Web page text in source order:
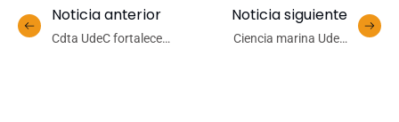
Noticia anterior
Cdta UdeC fortalece
Noticia siguiente
Ciencia marina UdeC